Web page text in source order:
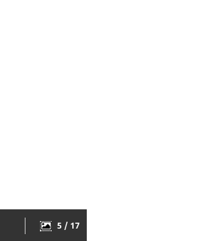
5 / 17